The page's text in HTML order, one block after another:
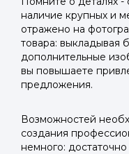
или
Войти в
или
Войти в
наличие крупных и
отражено на
товара: выкладывая
дополнительные
вы повышаете
предложения.
Возможностей
создания
немного: